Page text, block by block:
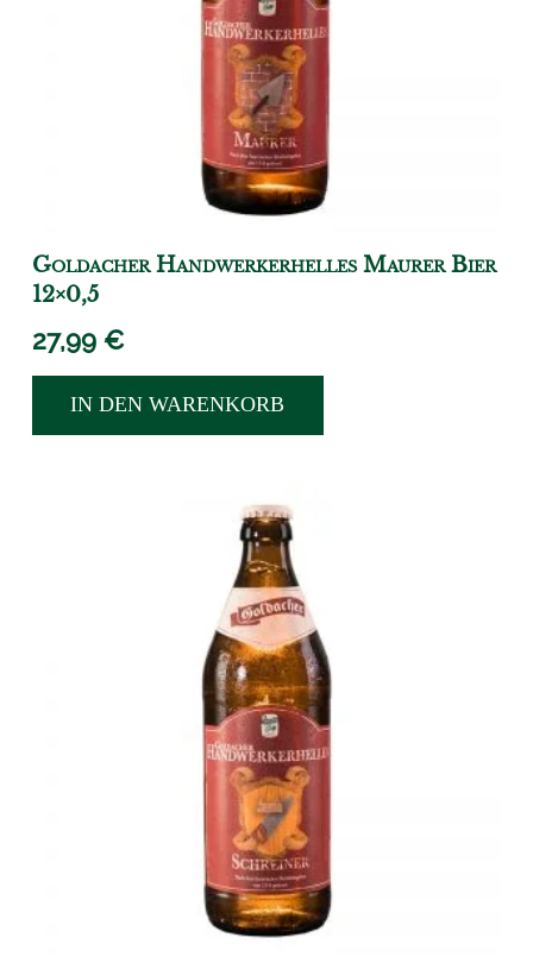
Goldacher Handwerkerhelles Maurer Bier
12×0,5
27,99 €
IN DEN WARENKORB